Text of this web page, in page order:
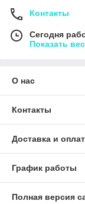
Контакты
Сегодня
Показать
О нас
Контакты
Доставка и
График работы
Полная версия